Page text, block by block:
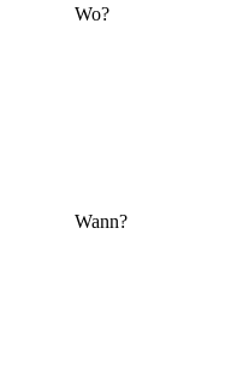
Wo?
Wann?